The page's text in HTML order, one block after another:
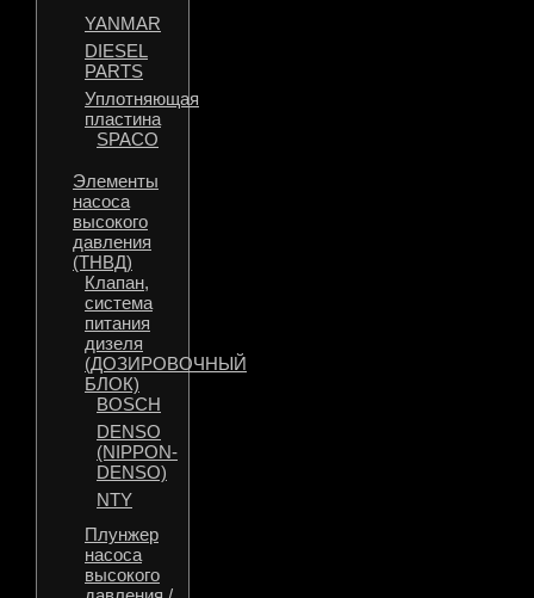
YANMAR
DIESEL
PARTS
Уплотняющая
пластина
SPACO
Элементы
насоса
высокого
давления
(ТНВД)
Клапан,
система
питания
дизеля
(ДОЗИРОВОЧНЫЙ
БЛОК)
BOSCH
DENSO
(NIPPON-
DENSO)
NTY
Плунжер
насоса
высокого